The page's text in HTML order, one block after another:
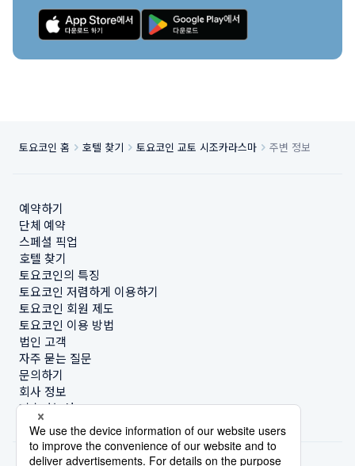
토요코인 홈 호텔 찾기 토요코인 교토 시조카라스마 주변 정보
예약하기
단체 예약
스페셜 픽업
호텔 찾기
토요코인의 특징
토요코인 저렴하게 이용하기
토요코인 회원 제도
토요코인 이용 방법
법인 고객
자주 묻는 질문
문의하기
회사 정보
지속가능성